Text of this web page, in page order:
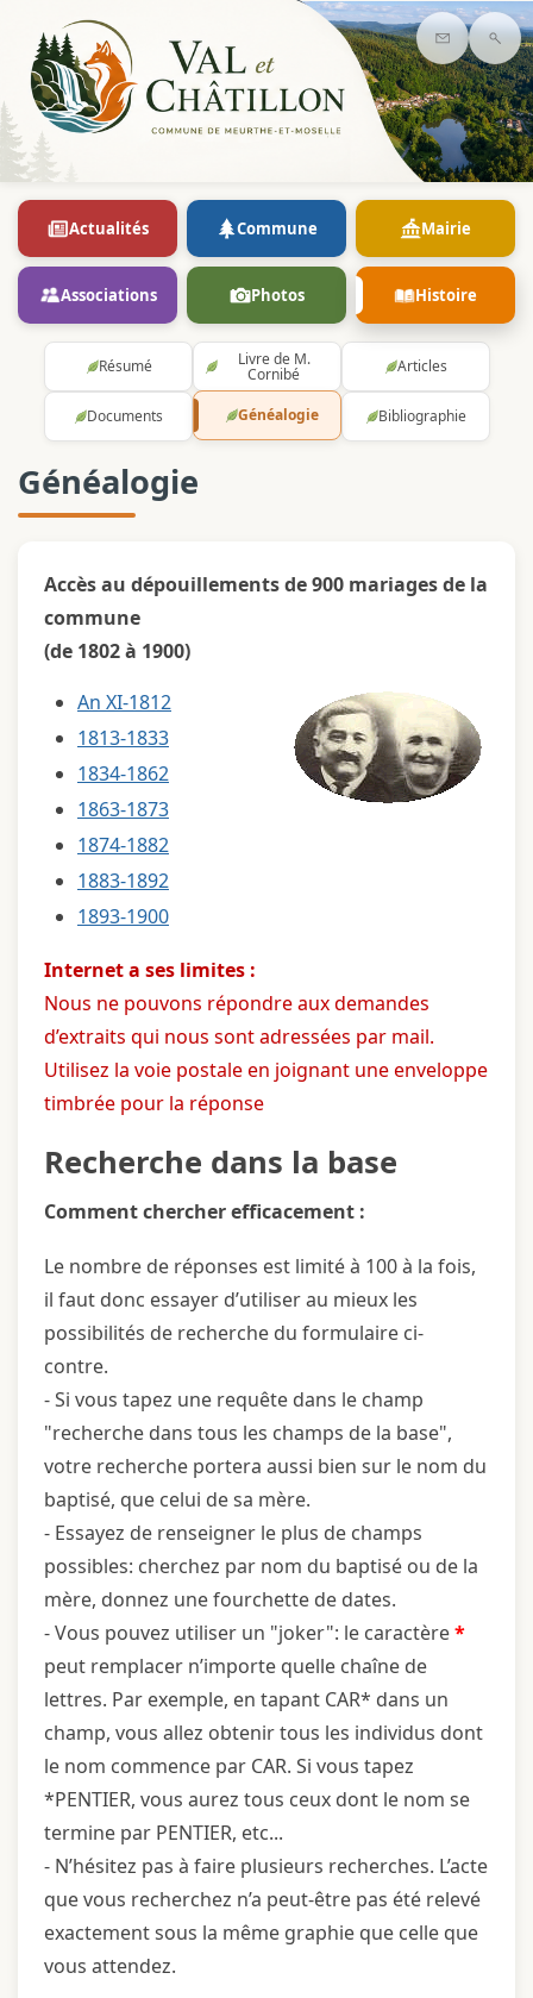
Contact
Actualités Commune Mairie
Associations Photos Histoire
Résumé Livre de M.
Cornibé Articles
Documents Généalogie Bibliographie
Généalogie
Accès au dépouillements de 900 mariages de la
commune
(de 1802 à 1900)
An XI-1812
1813-1833
1834-1862
1863-1873
1874-1882
1883-1892
1893-1900
Internet a ses limites :
Nous ne pouvons répondre aux demandes
d’extraits qui nous sont adressées par mail.
Utilisez la voie postale en joignant une enveloppe
timbrée pour la réponse
Recherche dans la base
Comment chercher efficacement :
Le nombre de réponses est limité à 100 à la fois,
il faut donc essayer d’utiliser au mieux les
possibilités de recherche du formulaire ci-
contre.
- Si vous tapez une requête dans le champ
"recherche dans tous les champs de la base",
votre recherche portera aussi bien sur le nom du
baptisé, que celui de sa mère.
- Essayez de renseigner le plus de champs
possibles: cherchez par nom du baptisé ou de la
mère, donnez une fourchette de dates.
- Vous pouvez utiliser un "joker": le caractère*
peut remplacer n’importe quelle chaîne de
lettres. Par exemple, en tapant CAR* dans un
champ, vous allez obtenir tous les individus dont
le nom commence par CAR. Si vous tapez
*PENTIER, vous aurez tous ceux dont le nom se
termine par PENTIER, etc...
- N’hésitez pas à faire plusieurs recherches. L’acte
que vous recherchez n’a peut-être pas été relevé
exactement sous la même graphie que celle que
vous attendez.